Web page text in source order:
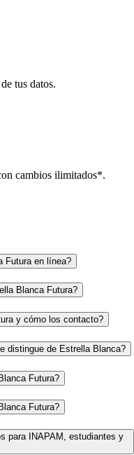
tus datos.
cambios ilimitados*.
Futura en línea?
Blanca Futura?
y cómo los contacto?
distingue de Estrella Blanca?
Futura?
Futura?
para INAPAM, estudiantes y